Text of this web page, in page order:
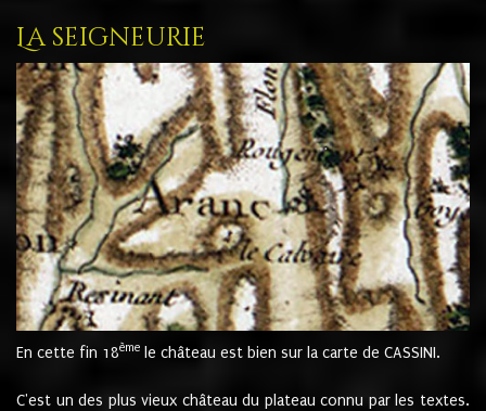
La seigneurie
En cette fin 18ème le château est bien sur la carte de CASSINI.
C'est un des plus vieux château du plateau connu par les textes.